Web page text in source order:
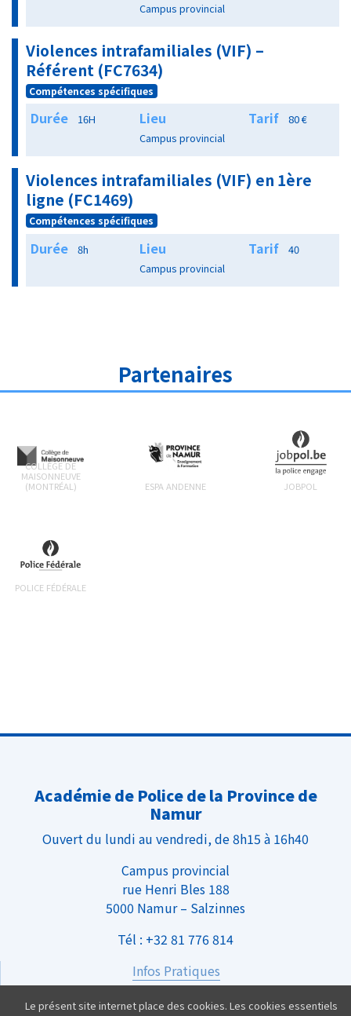
Campus provincial
Violences intrafamiliales (VIF) –
Référent (FC7634)
Compétences spécifiques
Durée 16H Lieu
Campus provincial
Tarif 80 €
Violences intrafamiliales (VIF) en 1ère
ligne (FC1469)
Compétences spécifiques
Durée 8h Lieu
Campus provincial
Tarif 40
Partenaires
COLLÈGE DE
MAISONNEUVE
(MONTRÉAL)
ESPA ANDENNE JOBPOL
POLICE FÉDÉRALE
Académie de Police de la Province de
Namur
Ouvert du lundi au vendredi, de 8h15 à 16h40
Campus provincial
rue Henri Bles 188
5000 Namur – Salzinnes
Tél : +32 81 776 814
Infos Pratiques
Nous rejoindre
Le présent site internet place des cookies. Les cookies essentiels